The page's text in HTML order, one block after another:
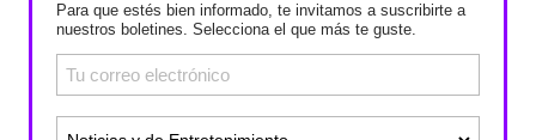
Para que estés bien informado, te invitamos a suscribirte a
nuestros boletines. Selecciona el que más te guste.